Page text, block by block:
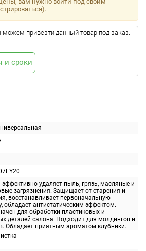
эффективно удаляет пыль, грязь, масляные и
загрязнения. Защищает от старения и
восстанавливает первоначальную
обладает антистатическим эффектом.
для обработки пластиковых и
деталей салона. Подходит для молдингов и
Обладает приятным ароматом клубники.
привезти данный товар под заказ.
и сроки